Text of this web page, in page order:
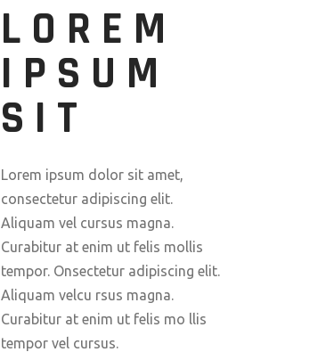
LOREM
IPSUM
SIT
Lorem ipsum dolor sit amet,
consectetur adipiscing elit.
Aliquam vel cursus magna.
Curabitur at enim ut felis mollis
tempor. Onsectetur adipiscing elit.
Aliquam velcu rsus magna.
Curabitur at enim ut felis mo llis
tempor vel cursus.